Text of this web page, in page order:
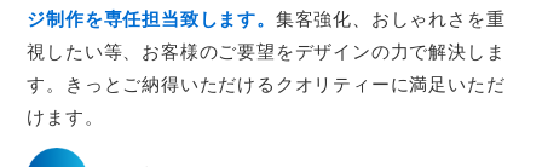
ジ制作を専任担当致します。 集客強化、おしゃれさを重
視したい等、お客様のご要望をデザインの力で解決しま
す。きっとご納得いただけるクオリティーに満足いただ
けます。